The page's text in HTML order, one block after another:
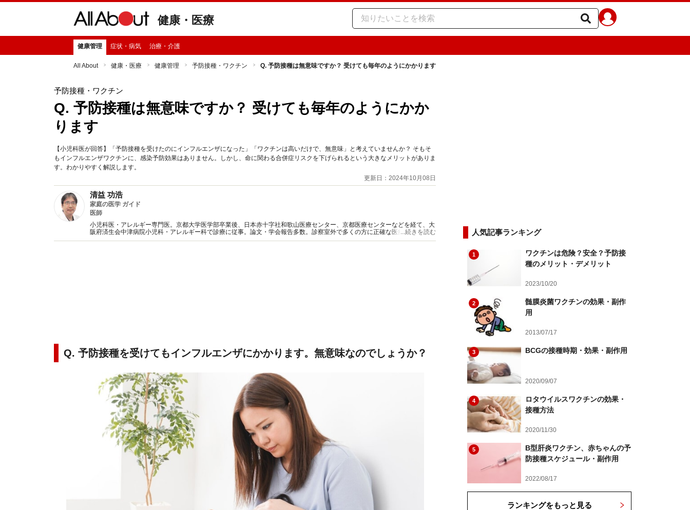
健康・医療
健康管理 症状・病気 治療・介護
All About 健康・医療 健康管理 予防接種・ワクチン Q. 予防接種は無意味ですか？ 受けても毎年のようにかかります
予防接種・ワクチン
Q. 予防接種は無意味ですか？ 受けても毎年のようにかか
ります
【小児科医が回答】「予防接種を受けたのにインフルエンザになった」「ワクチンは高いだけで、無意味」と考えていませんか？ そもそ
もインフルエンザワクチンに、感染予防効果はありません。しかし、命に関わる合併症リスクを下げられるという大きなメリットがありま
す。わかりやすく解説します。
更新日：2024年10月08日
清益 功浩
家庭の医学 ガイド
医師
小児科医・アレルギー専門医。京都大学医学部卒業後、日本赤十字社和歌山医療センター、京都医療センターなどを経て、大
阪府済生会中津病院小児科・アレルギー科で診療に従事。論文・学会報告多数。診察室外で多くの方に正確な医療情報を届け
たいと、インターネットやテレビ、書籍などでも数多くの情報発信を行っている。
...続きを読む
Q. 予防接種を受けてもインフルエンザにかかります。無意味なのでしょうか？
人気記事ランキング
1
ワクチンは危険？安全？予防接
種のメリット・デメリット
2023/10/20
2
髄膜炎菌ワクチンの効果・副作
用
2013/07/17
3 BCGの接種時期・効果・副作用
2020/09/07
4
ロタウイルスワクチンの効果・
接種方法
2020/11/30
5
B型肝炎ワクチン、赤ちゃんの予
防接種スケジュール・副作用
2022/08/17
ランキングをもっと見る